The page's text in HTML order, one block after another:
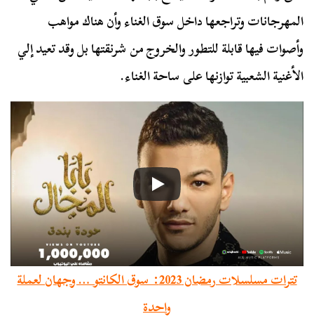
المهرجانات وتراجعها داخل سوق الغناء وأن هناك مواهب
وأصوات فيها قابلة للتطور والخروج من شرنقتها بل وقد تعيد إلي
الأغنية الشعبية توازنها على ساحة الغناء.
تترات مسلسلات رمضان 2023: سوق الكانتو … وجهان لعملة
واحدة